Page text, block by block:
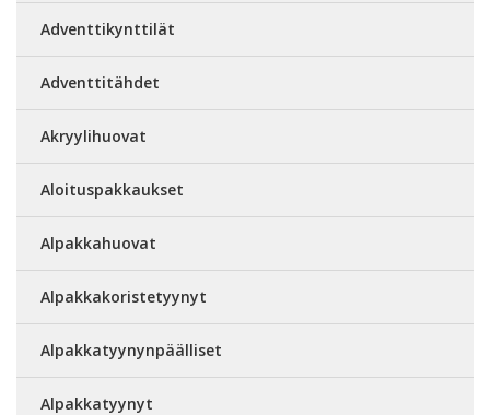
Adventtikynttilät
Adventtitähdet
Akryylihuovat
Aloituspakkaukset
Alpakkahuovat
Alpakkakoristetyynyt
Alpakkatyynynpäälliset
Alpakkatyynyt